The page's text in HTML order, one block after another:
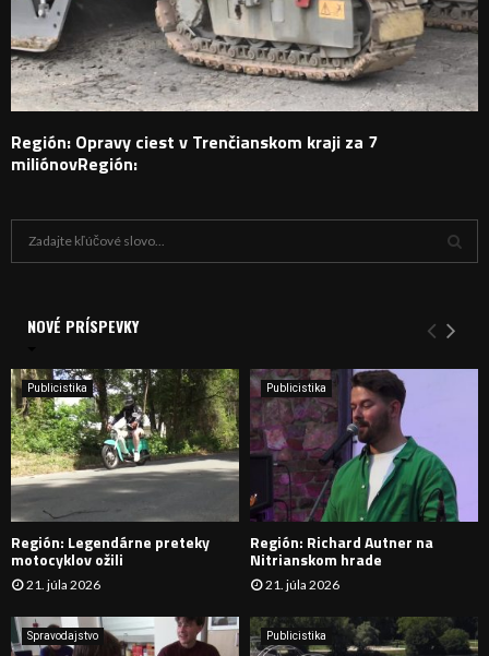
Región: Opravy ciest v Trenčianskom kraji za 7
miliónovRegión:
i
e
:
Y
H
D
A
NOVÉ PRÍSPEVKY
Publicistika
Región: Legendárne preteky
motocyklov ožili
21. júla 2026
Publicistika
Región: Richard Autner na
Nitrianskom hrade
21. júla 2026
Spravodajstvo Publicistika